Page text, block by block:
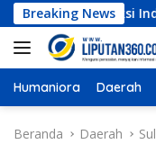
a
g
u
Breaking News
Konstruksi
Humaniora Daerah
Beranda Daerah